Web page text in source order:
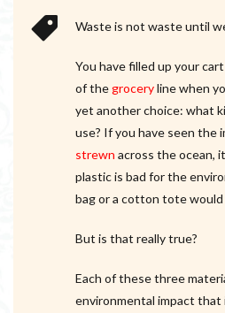
Waste is not waste until
You have filled up your
of thegroceryline when
yet another choice: what
use? If you have seen the
strewn across the ocean,
plastic is bad for the
bag or a cotton tote
But is that really true?
Each of these three
environmental impact that